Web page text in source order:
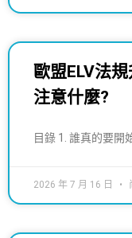
歐盟ELV法
注意什麼?
目錄 1. 誰真的要開
2026 年 7 月 16 日